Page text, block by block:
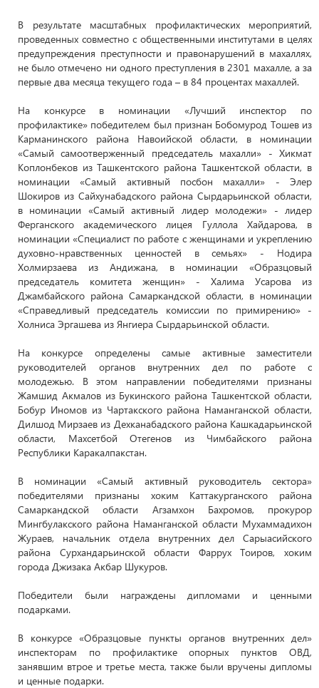
В результате масштабных профилактических мероприятий,
проведенных совместно с общественными институтами в целях
предупреждения преступности и правонарушений в махаллях,
не было отмечено ни одного преступления в 2301 махалле, а за
первые два месяца текущего года – в 84 процентах махаллей.
На конкурсе в номинации «Лучший инспектор по
профилактике» победителем был признан Бобомурод Тошев из
Карманинского района Навоийской области, в номинации
«Самый самоотверженный председатель махалли» - Хикмат
Коплонбеков из Ташкентского района Ташкентской области, в
номинации «Самый активный посбон махалли» - Элер
Шокиров из Сайхунабадского района Сырдарьинской области,
в номинации «Самый активный лидер молодежи» - лидер
Ферганского академического лицея Гуллола Хайдарова, в
номинации «Специалист по работе с женщинами и укреплению
духовно-нравственных ценностей в семьях» - Нодира
Холмирзаева из Андижана, в номинации «Образцовый
председатель комитета женщин» - Халима Усарова из
Джамбайского района Самаркандской области, в номинации
«Справедливый председатель комиссии по примирению» -
Холниса Эргашева из Янгиера Сырдарьинской области.
На конкурсе определены самые активные заместители
руководителей органов внутренних дел по работе с
молодежью. В этом направлении победителями признаны
Жамшид Акмалов из Букинского района Ташкентской области,
Бобур Иномов из Чартакского района Наманганской области,
Дилшод Мирзаев из Дехканабадского района Кашкадарьинской
области, Махсетбой Отегенов из Чимбайского района
Республики Каракалпакстан.
В номинации «Самый активный руководитель сектора»
победителями признаны хоким Каттакурганского района
Самаркандской области Агзамхон Бахромов, прокурор
Мингбулакского района Наманганской области Мухаммадихон
Жураев, начальник отдела внутренних дел Сарыасийского
района Сурхандарьинской области Фаррух Тоиров, хоким
города Джизака Акбар Шукуров.
Победители были награждены дипломами и ценными
подарками.
В конкурсе «Образцовые пункты органов внутренних дел»
инспекторам по профилактике опорных пунктов ОВД,
занявшим втрое и третье места, также были вручены дипломы
и ценные подарки.